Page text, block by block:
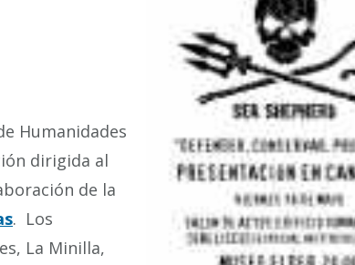
Humanidades
dirigida al
de la
. Los
La Minilla,